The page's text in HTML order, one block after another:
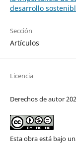
desarrollo
Sección
Artículos
Licencia
Derechos de autor
Esta obra está bajo